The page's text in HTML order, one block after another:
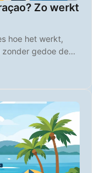
Zo werkt
hoe het werkt,
zonder gedoe de